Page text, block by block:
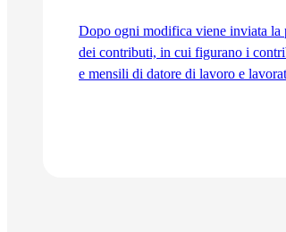
Dopo ogni modifica viene inviata la
dei contributi, in cui figurano i
e mensili di datore di lavoro e